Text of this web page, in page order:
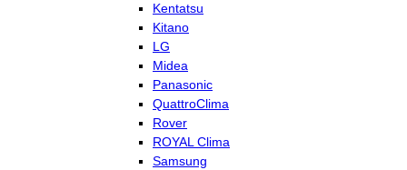
Kentatsu
Kitano
LG
Midea
Panasonic
QuattroClima
Rover
ROYAL Clima
Samsung